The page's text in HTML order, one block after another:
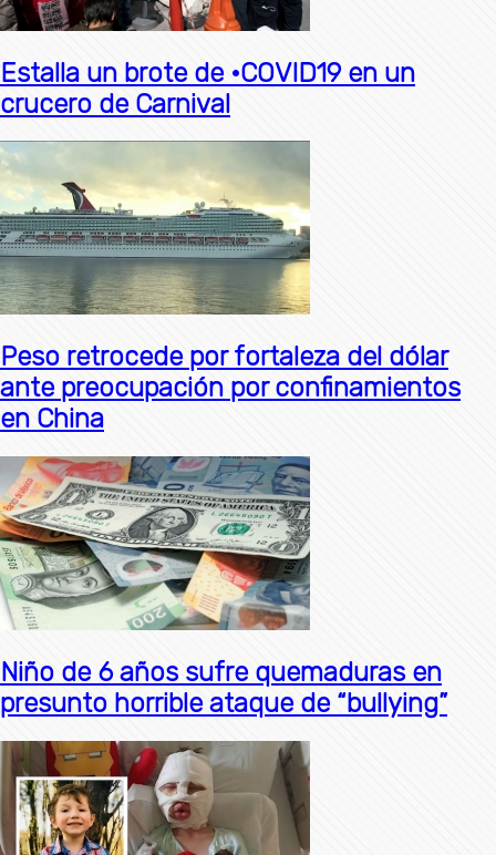
Estalla un brote de ·COVID19 en un
crucero de Carnival
Peso retrocede por fortaleza del dólar
ante preocupación por confinamientos
en China
Niño de 6 años sufre quemaduras en
presunto horrible ataque de “bullying”